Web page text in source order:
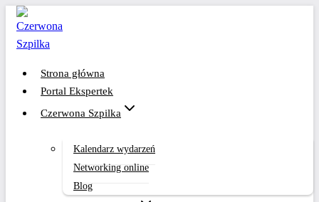
Przejdź
treści
Strona główna
Portal Ekspertek
Czerwona Szpilka
Kalendarz wydarzeń
Networking online
Blog